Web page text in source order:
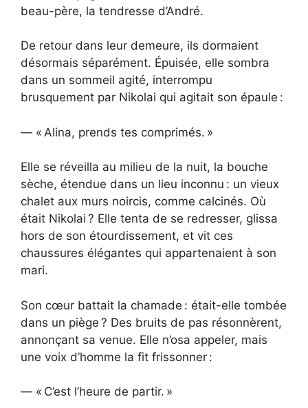
beau-père, la tendresse d’André.
De retour dans leur demeure, ils dormaient
désormais séparément. Épuisée, elle sombra
dans un sommeil agité, interrompu
brusquement par Nikolai qui agitait son épaule :
— « Alina, prends tes comprimés. »
Elle se réveilla au milieu de la nuit, la bouche
sèche, étendue dans un lieu inconnu : un vieux
chalet aux murs noircis, comme calcinés. Où
était Nikolai ? Elle tenta de se redresser, glissa
hors de son étourdissement, et vit ces
chaussures élégantes qui appartenaient à son
mari.
Son cœur battait la chamade : était-elle tombée
dans un piège ? Des bruits de pas résonnèrent,
annonçant sa venue. Elle n’osa appeler, mais
une voix d’homme la fit frissonner :
— « C’est l’heure de partir. »